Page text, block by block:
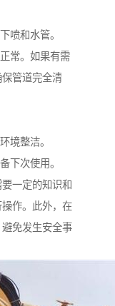
喷和水管。
常。如果有需
管道完全清
境整洁。
下次使用。
一定的知识和
作。此外，在
免发生安全事